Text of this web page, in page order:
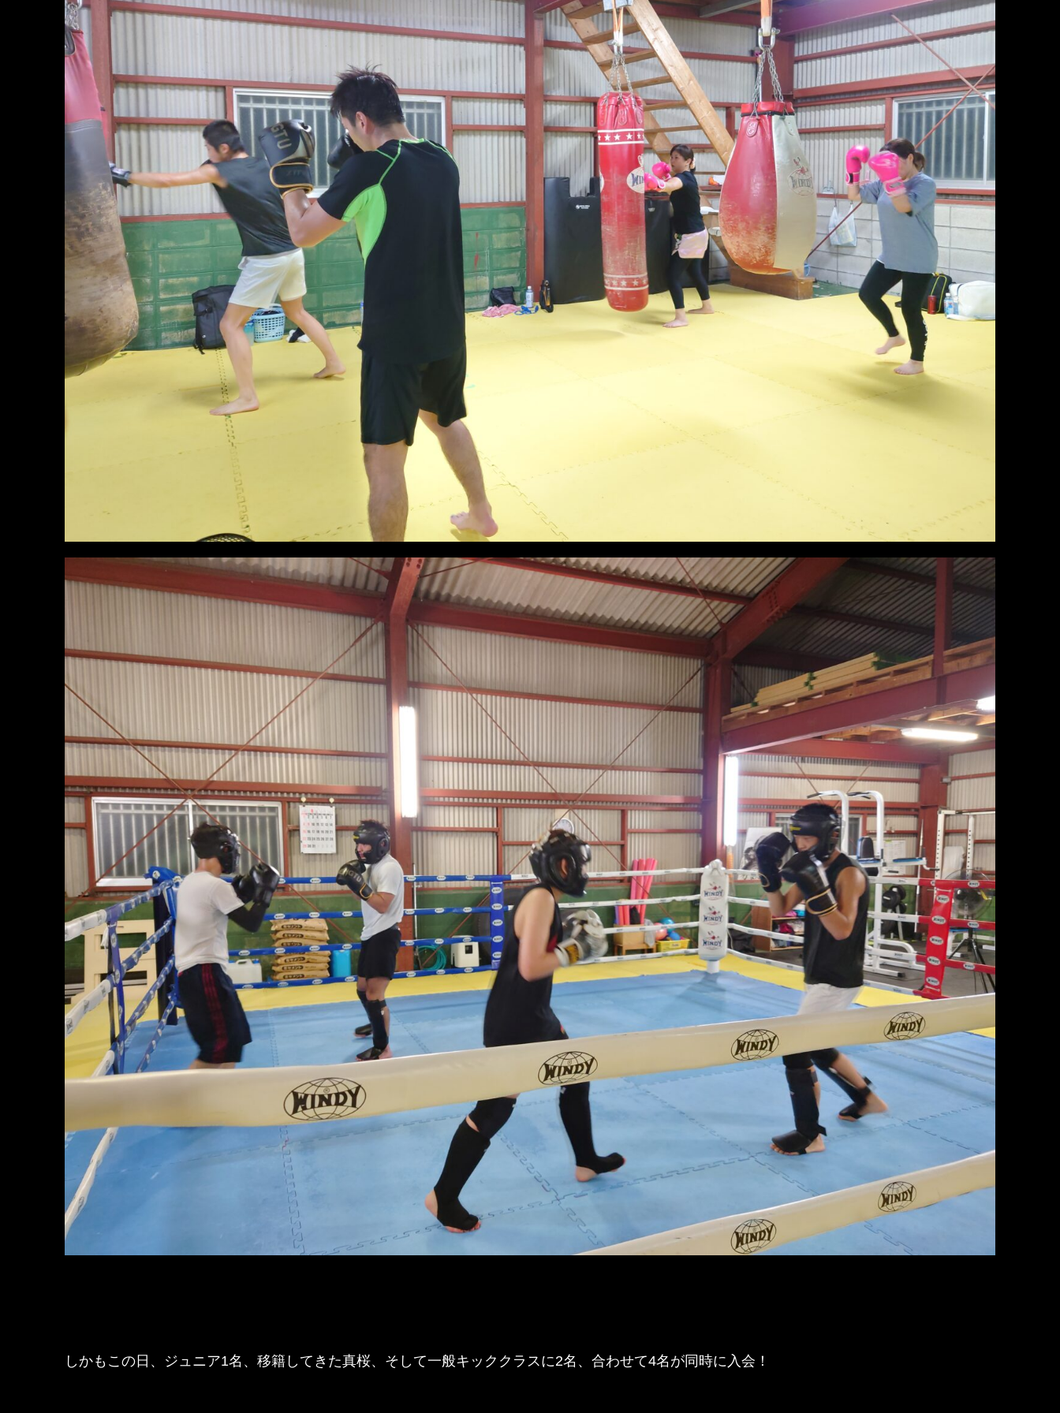
しかもこの日、ジュニア1名、移籍してきた真桜、そして一般キッククラスに2名、合わせて4名が同時に入会！